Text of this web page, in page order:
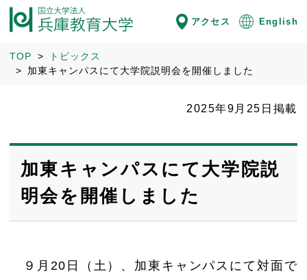
アクセス English
TOP
トピックス
加東キャンパスにて大学院説明会を開催しました
2025年9月25日掲載
加東キャンパスにて大学院説
明会を開催しました
９月20日（土）、加東キャンパスにて対面で